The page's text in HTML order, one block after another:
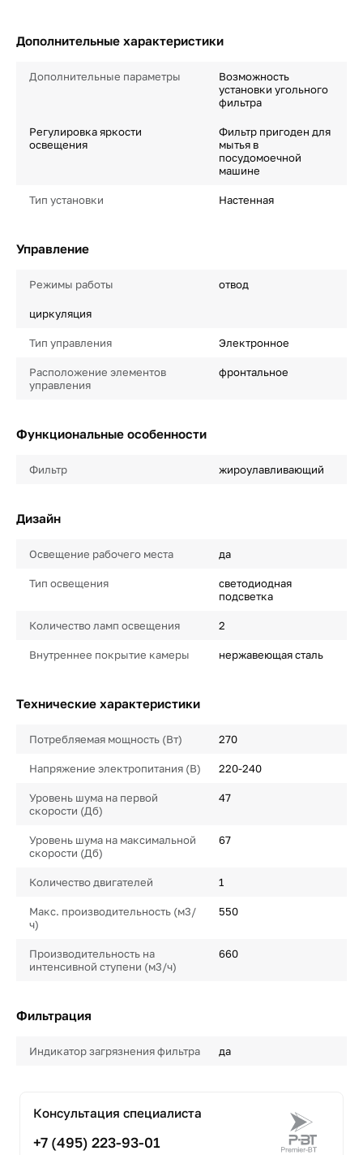
Дополнительные характеристики
Дополнительные параметры
Возможность
установки угольного
фильтра
Регулировка яркости
освещения
Фильтр пригоден для
мытья в
посудомоечной
машине
Тип установки Настенная
Управление
Режимы работы отвод
циркуляция
Тип управления Электронное
Расположение элементов
управления
фронтальное
Функциональные особенности
Фильтр жироулавливающий
Дизайн
Освещение рабочего места да
Тип освещения
светодиодная
подсветка
Количество ламп освещения 2
Внутреннее покрытие камеры нержавеющая сталь
Технические характеристики
Потребляемая мощность (Вт) 270
Напряжение электропитания (В) 220-240
Уровень шума на первой
скорости (Дб)
47
Уровень шума на максимальной
скорости (Дб)
67
Количество двигателей 1
Макс. производительность (м3/
ч)
550
Производительность на
интенсивной ступени (м3/ч)
660
Фильтрация
Индикатор загрязнения фильтра да
Консультация специалиста
+7 (495) 223-93-01